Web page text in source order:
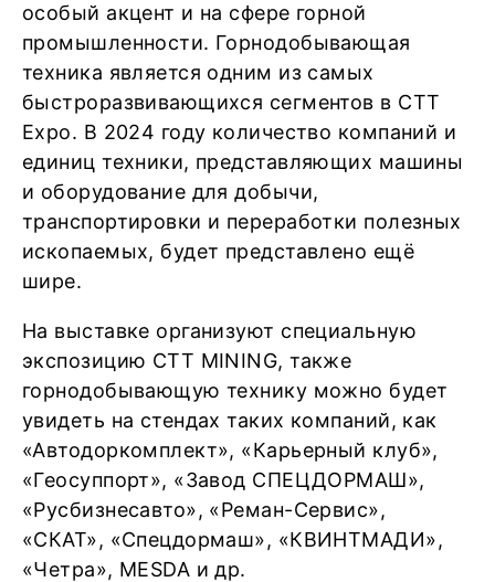
особый акцент и на сфере горной
промышленности. Горнодобывающая
техника является одним из самых
быстроразвивающихся сегментов в СТТ
Expo. В 2024 году количество компаний и
единиц техники, представляющих машины
и оборудование для добычи,
транспортировки и переработки полезных
ископаемых, будет представлено ещё
шире.
На выставке организуют специальную
экспозицию CTT MINING, также
горнодобывающую технику можно будет
увидеть на стендах таких компаний, как
«Автодоркомплект», «Карьерный клуб»,
«Геосуппорт», «Завод СПЕЦДОРМАШ»,
«Русбизнесавто», «Реман-Сервис»,
«СКАТ», «Спецдормаш», «КВИНТМАДИ»,
«Четра», MESDA и др.